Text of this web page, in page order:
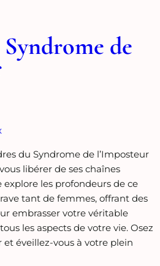
de
du Syndrome de l’Imposteur
libérer de ses chaînes
explore les profondeurs de ce
tant de femmes, offrant des
embrasser votre véritable
les aspects de votre vie. Osez
éveillez-vous à votre plein